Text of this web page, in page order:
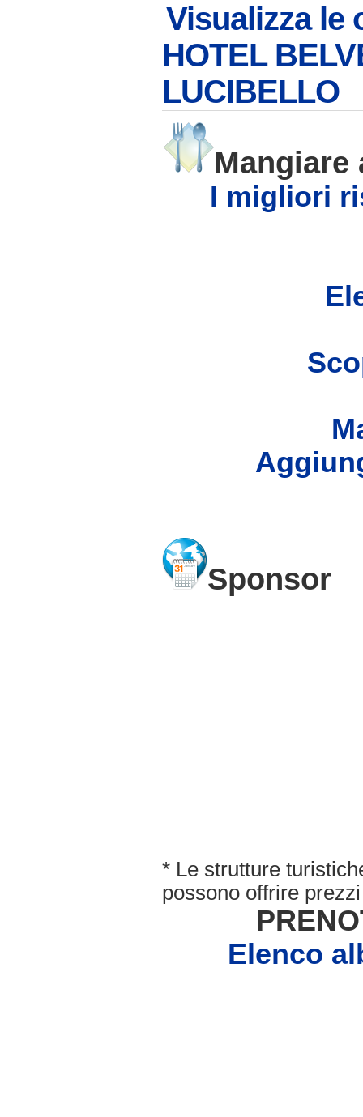
Visualizza le
HOTEL
LUCIBELLO
Mangiare
I migliori
Sponsor
* Le strutture
possono offrire
Elenco